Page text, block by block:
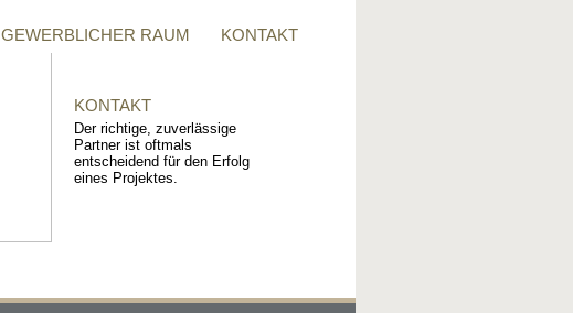
GEWERBLICHER RAUM KONTAKT
KONTAKT
Der richtige, zuverlässige
Partner ist oftmals
entscheidend für den Erfolg
eines Projektes.